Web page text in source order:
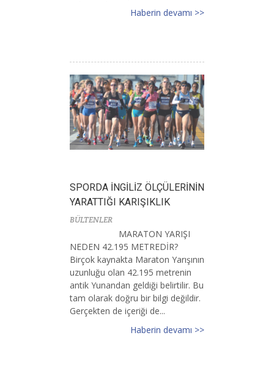
Haberin devamı >>
SPORDA İNGİLİZ ÖLÇÜLERİNİN
YARATTIĞI KARIŞIKLIK
BÜLTENLER
MARATON YARIŞI
NEDEN 42.195 METREDİR?
Birçok kaynakta Maraton Yarışının
uzunluğu olan 42.195 metrenin
antik Yunandan geldiği belirtilir. Bu
tam olarak doğru bir bilgi değildir.
Gerçekten de içeriği de...
Haberin devamı >>